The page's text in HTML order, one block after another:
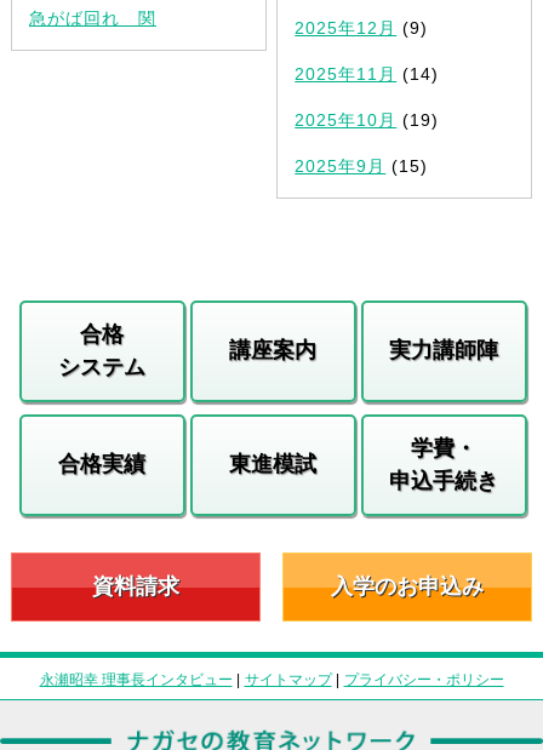
急がば回れ 関
2025年12月 (9)
2025年11月 (14)
2025年10月 (19)
2025年9月 (15)
合格
システム
講座案内 実力講師陣
合格実績 東進模試
学費・
申込手続き
資料請求 入学のお申込み
永瀬昭幸 理事長インタビュー | サイトマップ| プライバシー・ポリシー